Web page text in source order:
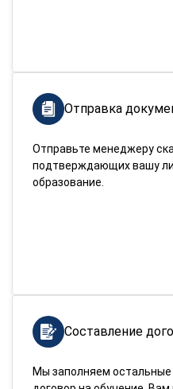
Отправка
Отправьте менеджеру
подтверждающих вашу
образование.
Составление
Мы заполняем остальные